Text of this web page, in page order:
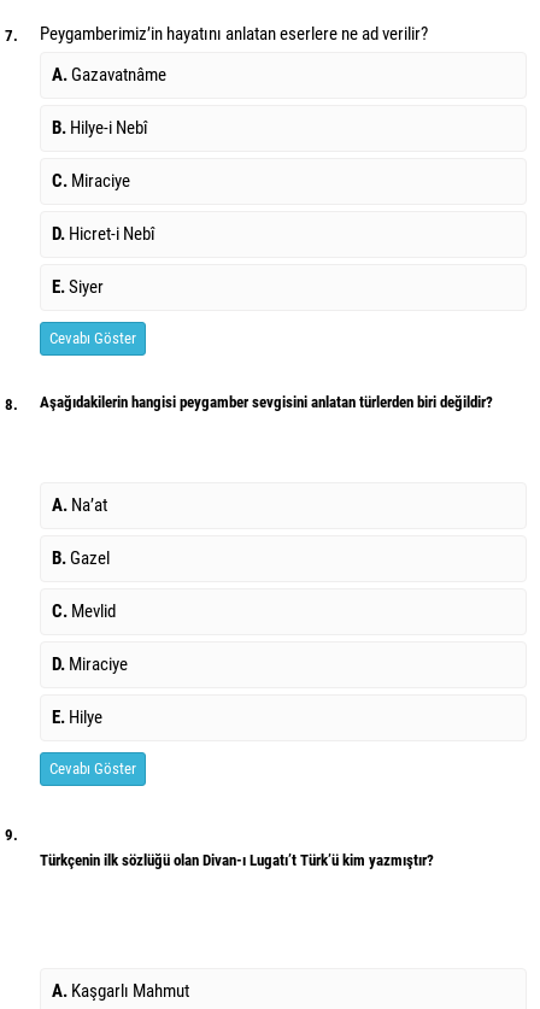
7.
Peygamberimiz’in hayatını anlatan eserlere ne ad verilir?
A.Gazavatnâme
B. Hilye-i Nebî
C. Miraciye
D. Hicret-i Nebî
E.Siyer
Cevabı Göster
8. Aşağıdakilerin hangisi peygamber sevgisini anlatan türlerden biri değildir?
A. Na’at
B.Gazel
C. Mevlid
D. Miraciye
E. Hilye
Cevabı Göster
9.
Türkçenin ilk sözlüğü olan Divan-ı Lugatı’t Türk’ü kim yazmıştır?
A. Kaşgarlı Mahmut